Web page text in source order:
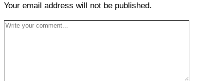
Your email address will not be published.